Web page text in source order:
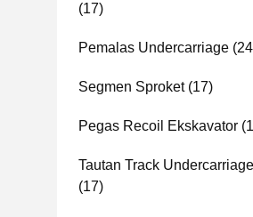
(17)
Pemalas Undercarriage
Segmen Sproket(17)
Pegas Recoil Ekskavator
Tautan Track Undercarriage
(17)